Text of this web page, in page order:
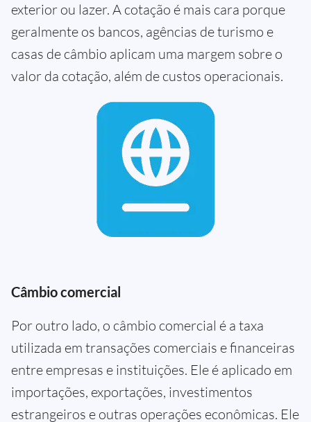
exterior ou lazer. A cotação é mais cara porque
geralmente os bancos, agências de turismo e
casas de câmbio aplicam uma margem sobre o
valor da cotação, além de custos operacionais.
Câmbio comercial
Por outro lado, o câmbio comercial é a taxa
utilizada em transações comerciais e financeiras
entre empresas e instituições. Ele é aplicado em
importações, exportações, investimentos
estrangeiros e outras operações econômicas. Ele